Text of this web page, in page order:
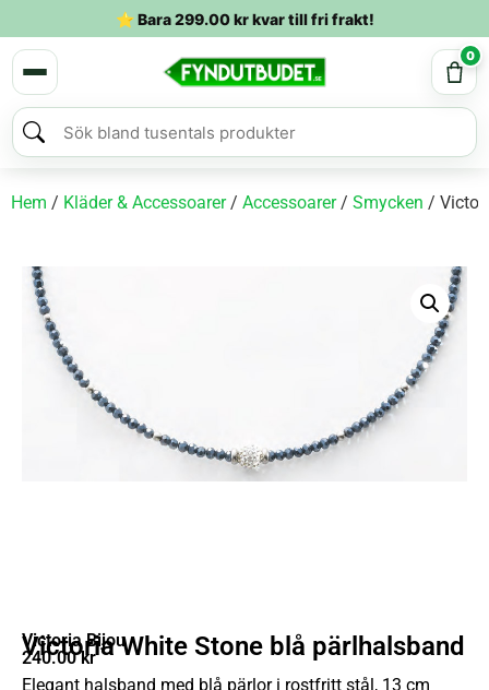
⭐ Bara299.00krkvar till fri frakt!
0
Hem / Kläder & Accessoarer/ Accessoarer/ Smycken /
Victoria Bijou
Victoria White Stone blå pärlhalsband
240.00kr
Elegant halsband med blå pärlor i rostfritt stål, 13 cm